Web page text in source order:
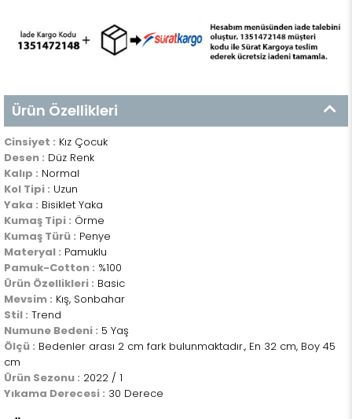
Ürün Özellikleri
Cinsiyet : Kız Çocuk
Desen : Düz Renk
Kalıp : Normal
Kol Tipi : Uzun
Yaka : Bisiklet Yaka
Kumaş Tipi : Örme
Kumaş Türü : Penye
Materyal : Pamuklu
Pamuk-Cotton : %100
Ürün Özellikleri : Basic
Mevsim : Kış, Sonbahar
Stil : Trend
Numune Bedeni : 5 Yaş
Ölçü : Bedenler arası 2 cm fark bulunmaktadır., En 32 cm, Boy 45
cm
Ürün Sezonu : 2022 / 1
Yıkama Derecesi : 30 Derece